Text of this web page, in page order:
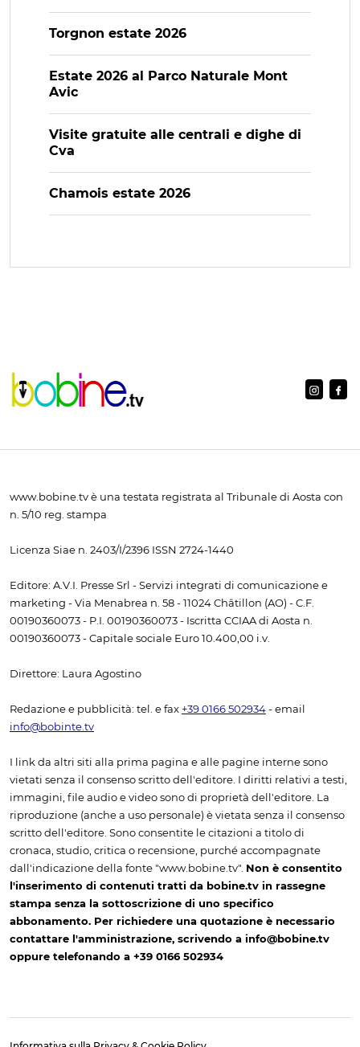
Torgnon estate 2026
Estate 2026 al Parco Naturale Mont
Avic
Visite gratuite alle centrali e dighe di
Cva
Chamois estate 2026
www.bobine.tv è una testata registrata al Tribunale di Aosta con
n. 5/10 reg. stampa
Licenza Siae n. 2403/I/2396 ISSN 2724-1440
Editore: A.V.I. Presse Srl - Servizi integrati di comunicazione e
marketing - Via Menabrea n. 58 - 11024 Châtillon (AO) - C.F.
00190360073 - P.I. 00190360073 - Iscritta CCIAA di Aosta n.
00190360073 - Capitale sociale Euro 10.400,00 i.v.
Direttore: Laura Agostino
Redazione e pubblicità: tel. e fax +39 0166 502934 - email
info@bobinte.tv
I link da altri siti alla prima pagina e alle pagine interne sono
vietati senza il consenso scritto dell'editore. I diritti relativi a testi,
immagini, file audio e video sono di proprietà dell'editore. La
riproduzione (anche a uso personale) è vietata senza il consenso
scritto dell'editore. Sono consentite le citazioni a titolo di
cronaca, studio, critica o recensione, purché accompagnate
dall'indicazione della fonte "www.bobine.tv". Non è consentito
l'inserimento di contenuti tratti da bobine.tv in rassegne
stampa senza la sottoscrizione di uno specifico
abbonamento. Per richiedere una quotazione è necessario
contattare l'amministrazione, scrivendo a info@bobine.tv
oppure telefonando a +39 0166 502934